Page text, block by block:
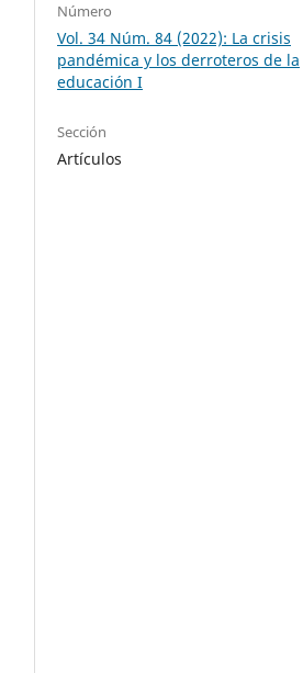
Número
Vol. 34 Núm. 84 (2022): La crisis
pandémica y los derroteros de la
educación I
Sección
Artículos